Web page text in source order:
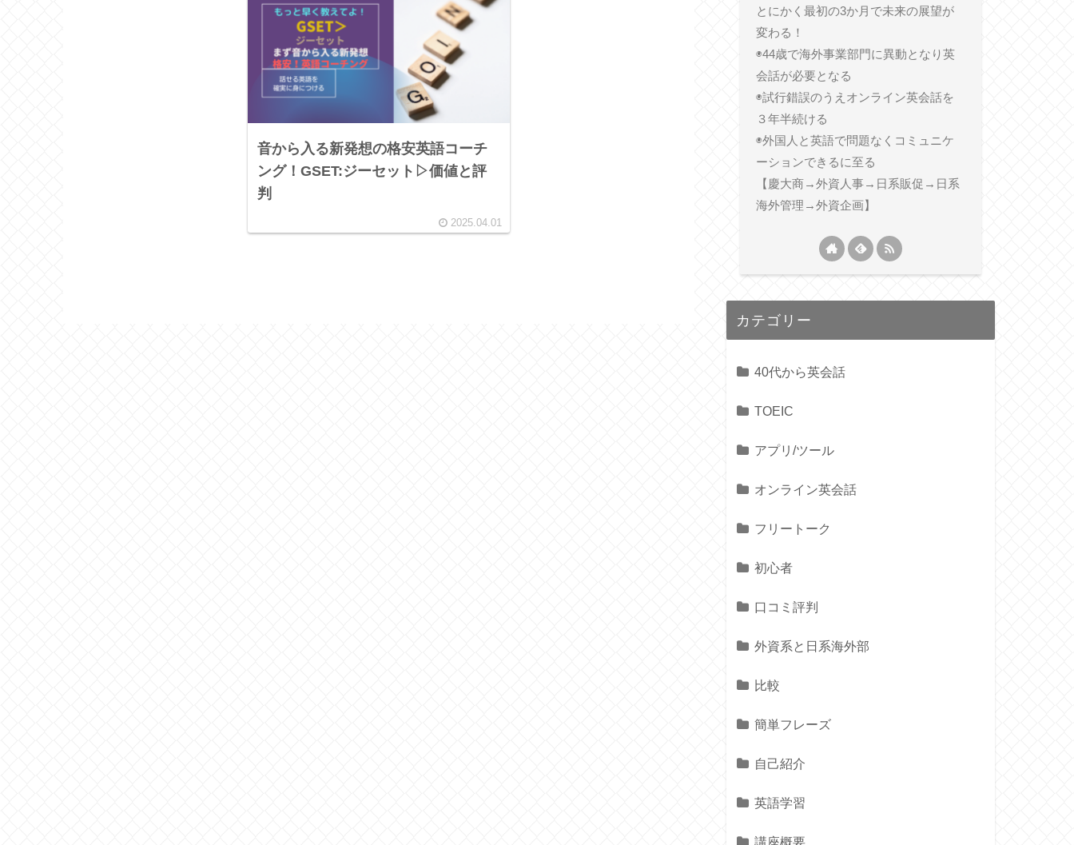
音から入る新発想の格安英語コーチ
ング！GSET:ジーセット▷価値と評
判
2025.04.01
とにかく最初の3か月で未来の展望が
変わる！
◉44歳で海外事業部門に異動となり英
会話が必要となる
◉試行錯誤のうえオンライン英会話を
３年半続ける
◉外国人と英語で問題なくコミュニケ
ーションできるに至る
【慶大商→外資人事→日系販促→日系
海外管理→外資企画】
カテゴリー
40代から英会話
TOEIC
アプリ/ツール
オンライン英会話
フリートーク
初心者
口コミ評判
外資系と日系海外部
比較
簡単フレーズ
自己紹介
英語学習
講座概要